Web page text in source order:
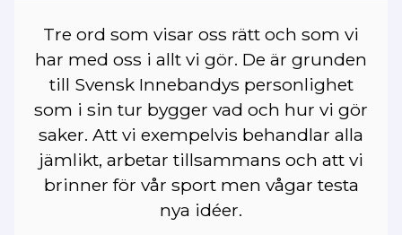
Tre ord som visar oss rätt och som vi
har med oss i allt vi gör. De är grunden
till Svensk Innebandys personlighet
som i sin tur bygger vad och hur vi gör
saker. Att vi exempelvis behandlar alla
jämlikt, arbetar tillsammans och att vi
brinner för vår sport men vågar testa
nya idéer.